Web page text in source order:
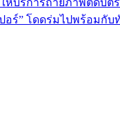
ห้บริการถ่ายภาพติดบั
อร์” โดดร่มไปพร้อม